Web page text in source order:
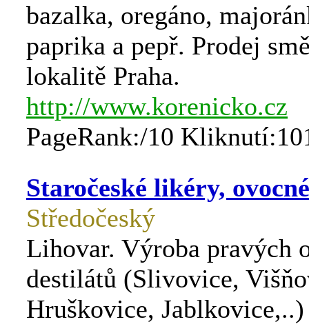
bazalka, oregáno,
paprika a pepř. Prodej
lokalitě Praha.
http://www.korenicko.cz
PageRank:/10
Staročeské likéry,
Středočeský
Lihovar. Výroba pravých
destilátů (Slivovice,
Hruškovice, Jablkovice,..)